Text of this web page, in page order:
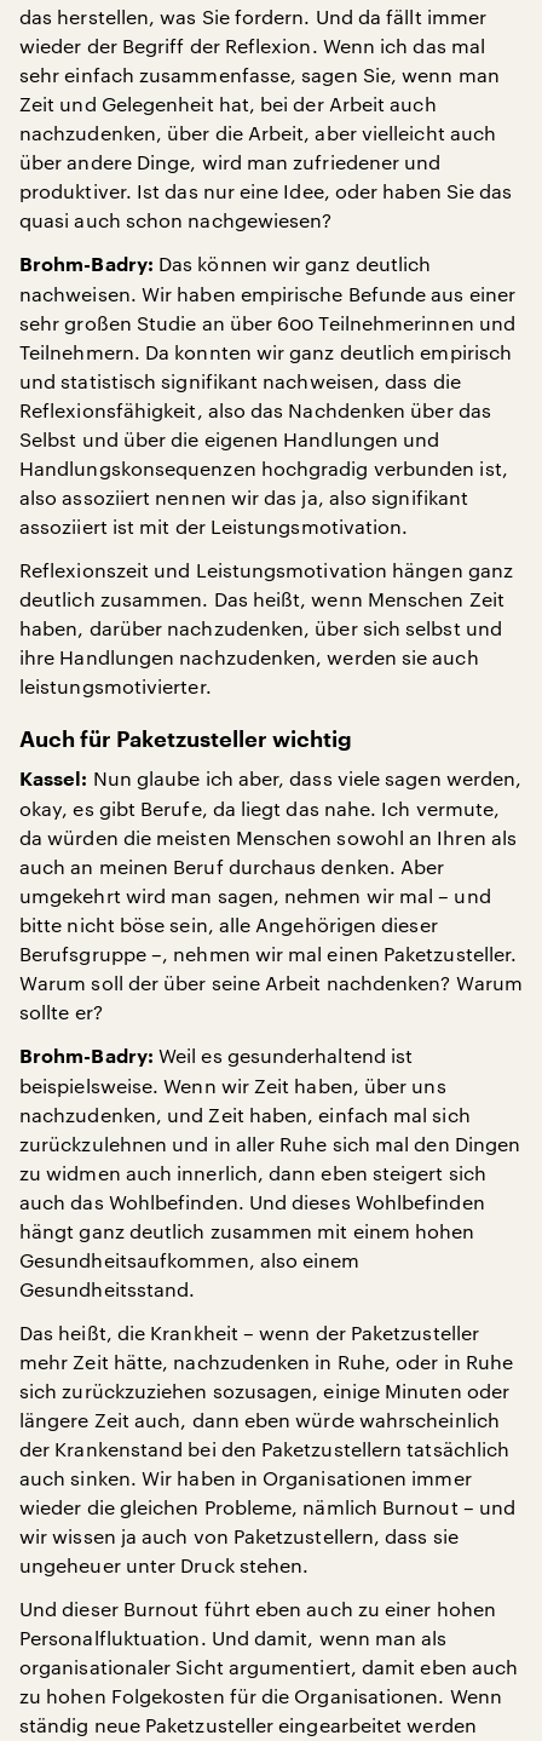
das herstellen, was Sie fordern. Und da fällt immer
wieder der Begriff der Reflexion. Wenn ich das mal
sehr einfach zusammenfasse, sagen Sie, wenn man
Zeit und Gelegenheit hat, bei der Arbeit auch
nachzudenken, über die Arbeit, aber vielleicht auch
über andere Dinge, wird man zufriedener und
produktiver. Ist das nur eine Idee, oder haben Sie das
quasi auch schon nachgewiesen?
Brohm-Badry: Das können wir ganz deutlich
nachweisen. Wir haben empirische Befunde aus einer
sehr großen Studie an über 600 Teilnehmerinnen und
Teilnehmern. Da konnten wir ganz deutlich empirisch
und statistisch signifikant nachweisen, dass die
Reflexionsfähigkeit, also das Nachdenken über das
Selbst und über die eigenen Handlungen und
Handlungskonsequenzen hochgradig verbunden ist,
also assoziiert nennen wir das ja, also signifikant
assoziiert ist mit der Leistungsmotivation.
Reflexionszeit und Leistungsmotivation hängen ganz
deutlich zusammen. Das heißt, wenn Menschen Zeit
haben, darüber nachzudenken, über sich selbst und
ihre Handlungen nachzudenken, werden sie auch
leistungsmotivierter.
Auch für Paketzusteller wichtig
Kassel: Nun glaube ich aber, dass viele sagen werden,
okay, es gibt Berufe, da liegt das nahe. Ich vermute,
da würden die meisten Menschen sowohl an Ihren als
auch an meinen Beruf durchaus denken. Aber
umgekehrt wird man sagen, nehmen wir mal – und
bitte nicht böse sein, alle Angehörigen dieser
Berufsgruppe –, nehmen wir mal einen Paketzusteller.
Warum soll der über seine Arbeit nachdenken? Warum
sollte er?
Brohm-Badry: Weil es gesunderhaltend ist
beispielsweise. Wenn wir Zeit haben, über uns
nachzudenken, und Zeit haben, einfach mal sich
zurückzulehnen und in aller Ruhe sich mal den Dingen
zu widmen auch innerlich, dann eben steigert sich
auch das Wohlbefinden. Und dieses Wohlbefinden
hängt ganz deutlich zusammen mit einem hohen
Gesundheitsaufkommen, also einem
Gesundheitsstand.
Das heißt, die Krankheit – wenn der Paketzusteller
mehr Zeit hätte, nachzudenken in Ruhe, oder in Ruhe
sich zurückzuziehen sozusagen, einige Minuten oder
längere Zeit auch, dann eben würde wahrscheinlich
der Krankenstand bei den Paketzustellern tatsächlich
auch sinken. Wir haben in Organisationen immer
wieder die gleichen Probleme, nämlich Burnout – und
wir wissen ja auch von Paketzustellern, dass sie
ungeheuer unter Druck stehen.
Und dieser Burnout führt eben auch zu einer hohen
Personalfluktuation. Und damit, wenn man als
organisationaler Sicht argumentiert, damit eben auch
zu hohen Folgekosten für die Organisationen. Wenn
ständig neue Paketzusteller eingearbeitet werden